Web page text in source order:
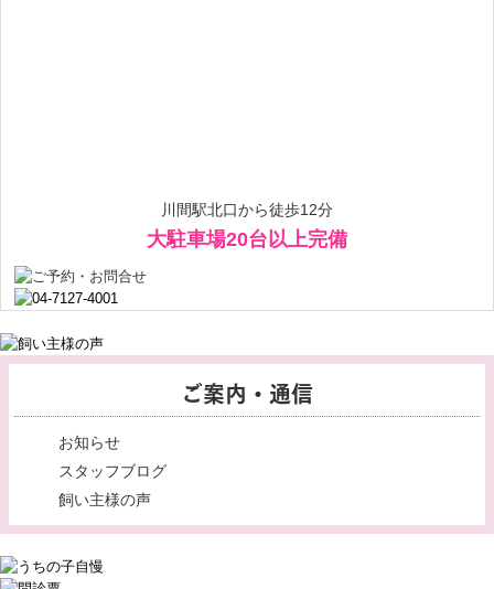
川間駅北口から徒歩12分
大駐車場20台以上完備
ご案内・通信
お知らせ
スタッフブログ
飼い主様の声